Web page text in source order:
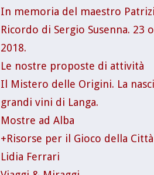
In memoria del maestro
Ricordo di Sergio Susenna. 23
2018.
Le nostre proposte di attività
Il Mistero delle Origini. La
grandi vini di Langa.
Mostre ad Alba
+Risorse per il Gioco della Città
Lidia Ferrari